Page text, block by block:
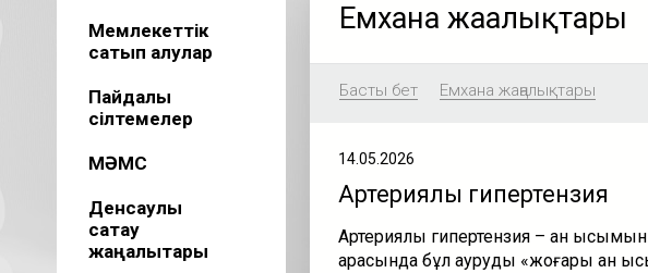
Мемлекеттік
сатып алулар
Пайдалы
сілтемелер
МӘМС
Денсаулық
сақтау
жаңалықтары
Емхана жаңалықтары
Басты бет Емхана жаңалықтары
14.05.2026
Артериялық гипертензия
Артериялық гипертензия – қан
арасында бұл ауруды «жоғары қан